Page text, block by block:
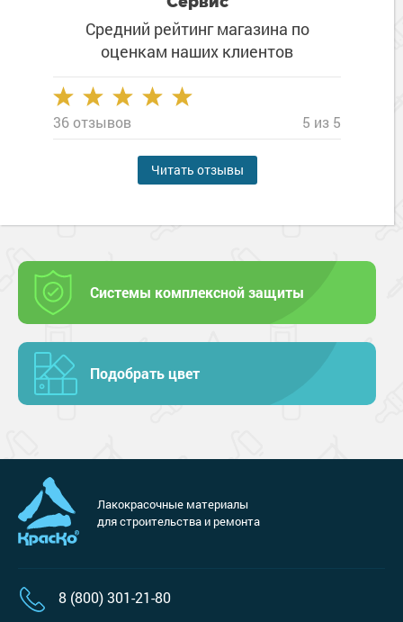
Средний рейтинг магазина по
оценкам наших клиентов
36 отзывов 5 из 5
Читать отзывы
Системы комплексной защиты
Подобрать цвет
Лакокрасочные материалы
для строительства и ремонта
8 (800) 301-21-80